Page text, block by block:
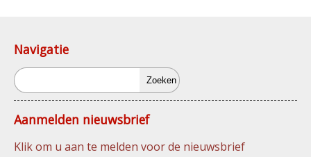
Navigatie
Zoeken
Aanmelden nieuwsbrief
Klik om u aan te melden voor de nieuwsbrief